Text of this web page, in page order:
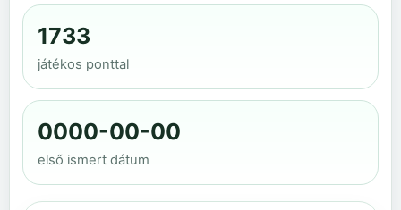
1733
játékos ponttal
0000-00-00
első ismert dátum